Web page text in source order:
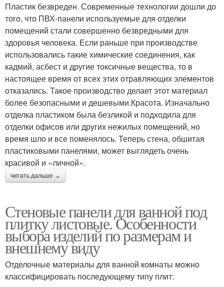
Пластик безвреден. Современные технологии дошли до
того, что ПВХ-панели используемые для отделки
помещений стали совершенно безвредными для
здоровья человека. Если раньше при производстве
использовались такие химические соединения, как
кадмий, асбест и другие токсичные вещества, то в
настоящее время от всех этих отравляющих элементов
отказались. Такое производство делает этот материал
более безопасными и дешевыми.Красота. Изначально
отделка пластиком была безликой и подходила для
отделки офисов или других нежилых помещений, но
время шло и все поменялось. Теперь стена, обшитая
пластиковыми панелями, может выглядеть очень
красивой и «личной».
читать дальше →
Стеновые панели для ванной под
плитку листовые. Особенности
выбора изделий по размерам и
внешнему виду
Отделочные материалы для ванной комнаты можно
классифицировать последующему типу плит: